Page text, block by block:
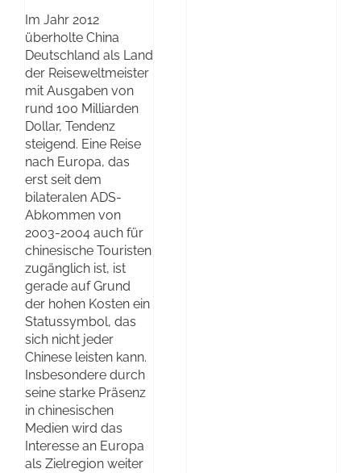
Im Jahr 2012
überholte China
Deutschland als Land
der Reiseweltmeister
mit Ausgaben von
rund 100 Milliarden
Dollar, Tendenz
steigend. Eine Reise
nach Europa, das
erst seit dem
bilateralen ADS-
Abkommen von
2003-2004 auch für
chinesische Touristen
zugänglich ist, ist
gerade auf Grund
der hohen Kosten ein
Statussymbol, das
sich nicht jeder
Chinese leisten kann.
Insbesondere durch
seine starke Präsenz
in chinesischen
Medien wird das
Interesse an Europa
als Zielregion weiter